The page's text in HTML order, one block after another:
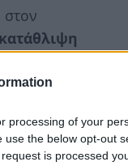
processing of your
the below opt-out
is processed
στον
κατάθλιψη
ένα
Ωστόσο,